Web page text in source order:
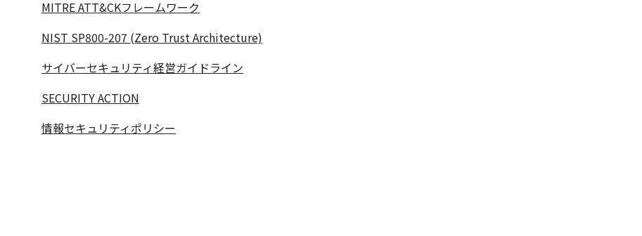
MITRE ATT&CKフレームワーク
NIST SP800-207 (Zero Trust Architecture)
サイバーセキュリティ経営ガイドライン
SECURITY ACTION
情報セキュリティポリシー